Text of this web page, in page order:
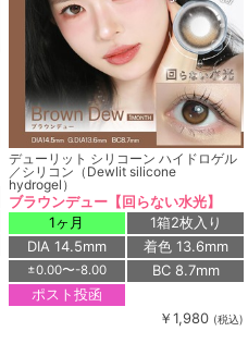
デューリット シリコーン ハイドロゲル
／シリコン（Dewlit silicone
hydrogel）
ブラウンデュー【回らない水光】
1ヶ月
1箱2枚入り
DIA 14.5mm
着色 13.6mm
±0.00〜-8.00
BC 8.7mm
ポスト投函
￥1,980 (税込)